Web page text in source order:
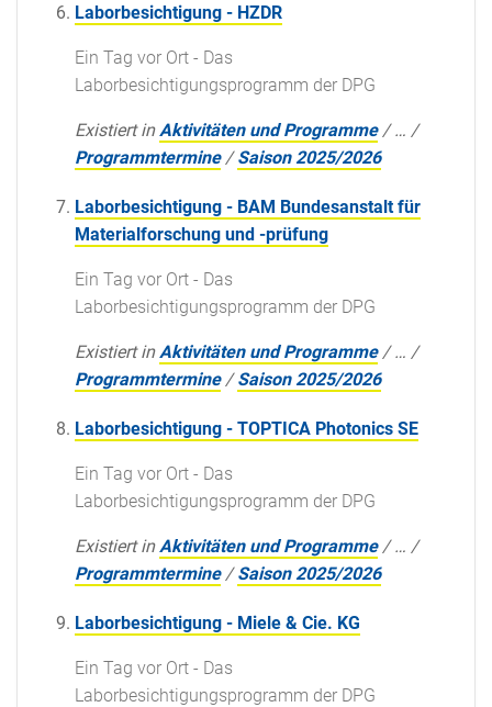
Laborbesichtigung - HZDR
Ein Tag vor Ort - Das
Laborbesichtigungsprogramm der DPG
Existiert in Aktivitäten und Programme /… /
Programmtermine /Saison 2025/2026
Laborbesichtigung - BAM Bundesanstalt für
Materialforschung und -prüfung
Ein Tag vor Ort - Das
Laborbesichtigungsprogramm der DPG
Existiert in Aktivitäten und Programme /… /
Programmtermine /Saison 2025/2026
Laborbesichtigung - TOPTICA Photonics SE
Ein Tag vor Ort - Das
Laborbesichtigungsprogramm der DPG
Existiert in Aktivitäten und Programme /… /
Programmtermine /Saison 2025/2026
Laborbesichtigung - Miele & Cie. KG
Ein Tag vor Ort - Das
Laborbesichtigungsprogramm der DPG